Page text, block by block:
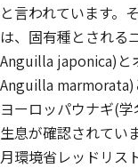
と言われています。
は、固有種とされる
Anguilla japonica)と
Anguilla marmorata)
ヨーロッパウナギ(学
生息が確認されてい
月環境省レッドリス